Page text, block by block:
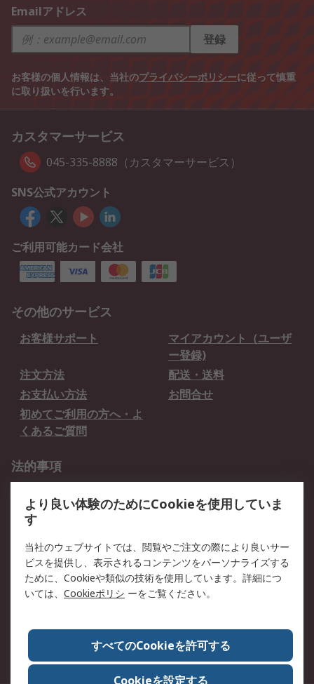
Emailアドレス
登録
お客様の個人情報は、当社のプライバシーポリシーに従って慎重
に取り扱いを行います。
カスタマーサービス
045-335-8888（カスタマーサービス）
SNS公式アカウント
ご利用可能カード会社
その他のサービス
お客様サポート
マイアカウント（ユーザ
ー登録)
注文方法
配送・送料
お支払い方法
お問合せ
初めてご利用の方へ・よ
くあるご質問
法的事項
クッキーポリシー
RSについて
会社概要
採用情報
プレスリリース＆お知ら
コーポレートサイト
全世界のRS
RSの歴史
ESGへの取り組み（英語）
認証について
より良い体験のためにCookieを使用していま
す
当社のウェブサイトでは、閲覧やご注文の際により良いサー
ビスを提供し、表示されるコンテンツをパーソナライズする
ために、Cookieや類似の技術を使用しています。詳細につ
いては、 Cookieポリシ ーをご覧ください。
すべてのCookieを許可する
Cookieを設定する